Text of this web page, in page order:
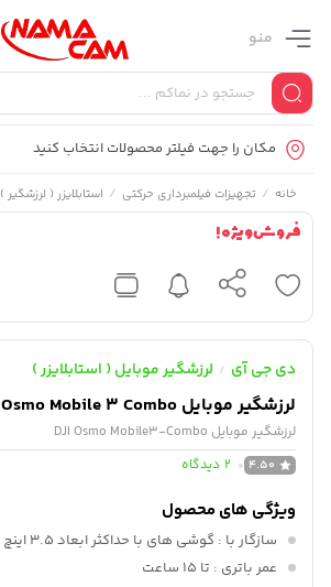
منو
مکان را جهت فیلتر محصولات انتخاب کنید
خانه / تجهیزات فیلمبرداری حرکتی / استابلایزر ( لرزشگیر )
فروش ویژه !
دی جی آی / لرزشگیر موبایل ( استابلایزر )
لرزشگیر موبایل Osmo Mobile 3 Combo
لرزشگیر موبایل DJI Osmo Mobile3-Combo
4.50
2 دیدگاه
ویژگی های محصول
سازگار با : گوشی های با حداکثر ابعاد 3.5 اینچ
عمر باتری : تا 15 ساعت